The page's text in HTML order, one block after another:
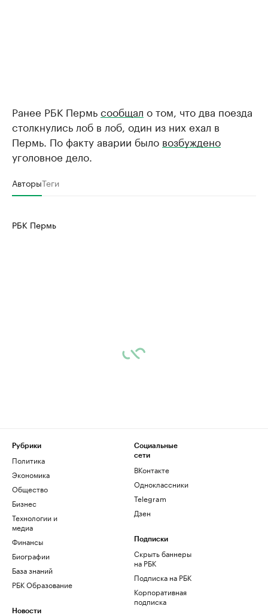
Ранее РБК Пермьсообщал о том, что два поезда
столкнулись лоб в лоб, один из них ехал в
Пермь. По факту аварии было возбуждено
уголовное дело.
АвторыТеги
РБК Пермь
Рубрики
Политика
Экономика
Общество
Бизнес
Технологии и
медиа
Финансы
Биографии
База знаний
РБК Образование
Новости
Социальные
сети
ВКонтакте
Одноклассники
Telegram
Дзен
Подписки
Скрыть баннеры
на РБК
Подписка на РБК
Корпоративная
подписка